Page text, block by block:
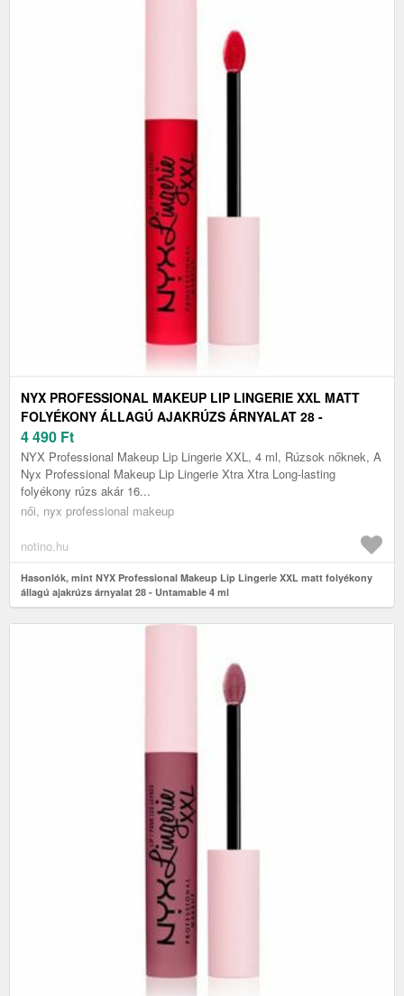
NYX PROFESSIONAL MAKEUP LIP LINGERIE XXL MATT
FOLYÉKONY ÁLLAGÚ AJAKRÚZS ÁRNYALAT 28 -
UNTAMABLE 4 ML
4 490 Ft
NYX Professional Makeup Lip Lingerie XXL, 4 ml, Rúzsok nőknek, A
Nyx Professional Makeup Lip Lingerie Xtra Xtra Long-lasting
folyékony rúzs akár 16...
női, nyx professional makeup
notino.hu
Hasonlók, mint NYX Professional Makeup Lip Lingerie XXL matt folyékony
állagú ajakrúzs árnyalat 28 - Untamable 4 ml